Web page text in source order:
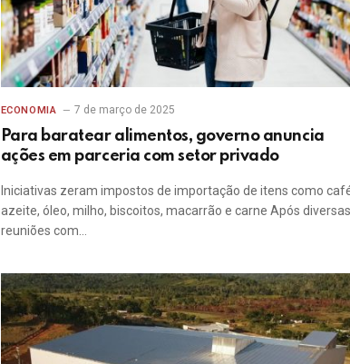
ECONOMIA 7 de março de 2025
Para baratear alimentos, governo anuncia
ações em parceria com setor privado
Iniciativas zeram impostos de importação de itens como
azeite, óleo, milho, biscoitos, macarrão e carne Após diversas
reuniões com…